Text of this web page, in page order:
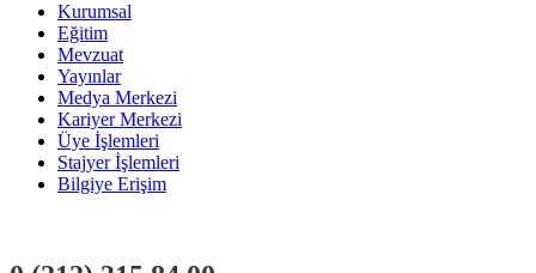
Kurumsal
Eğitim
Mevzuat
Yayınlar
Medya Merkezi
Kariyer Merkezi
Üye İşlemleri
Stajyer İşlemleri
Bilgiye Erişim